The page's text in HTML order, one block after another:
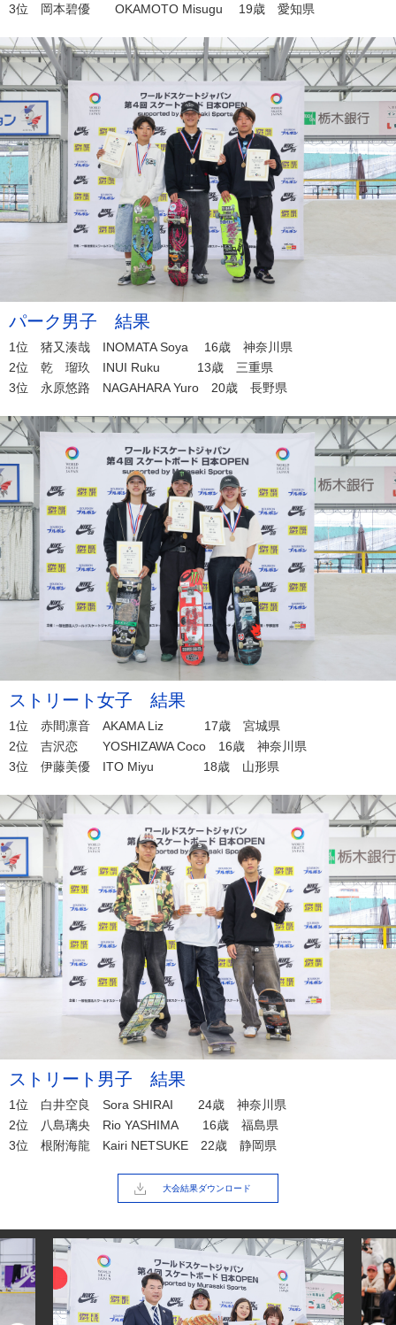
3位 岡本碧優 OKAMOTO Misugu 19歳 愛知県
パーク男子 結果
1位 猪又湊哉 INOMATA Soya 16歳 神奈川県
2位 乾 瑠玖 INUI Ruku 13歳 三重県
3位 永原悠路 NAGAHARA Yuro 20歳 長野県
ストリート女子 結果
1位 赤間凛音 AKAMA Liz 17歳 宮城県
2位 吉沢恋 YOSHIZAWA Coco 16歳 神奈川県
3位 伊藤美優 ITO Miyu 18歳 山形県
ストリート男子 結果
1位 白井空良 Sora SHIRAI 24歳 神奈川県
2位 八島璃央 Rio YASHIMA 16歳 福島県
3位 根附海龍 Kairi NETSUKE 22歳 静岡県
大会結果ダウンロード